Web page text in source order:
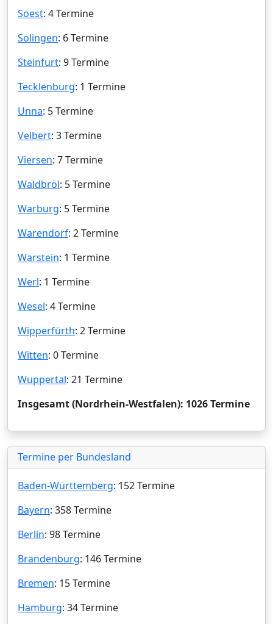
Soest: 4 Termine
Solingen: 6 Termine
Steinfurt: 9 Termine
Tecklenburg: 1 Termine
Unna: 5 Termine
Velbert: 3 Termine
Viersen: 7 Termine
Waldbröl: 5 Termine
Warburg: 5 Termine
Warendorf: 2 Termine
Warstein: 1 Termine
Werl: 1 Termine
Wesel: 4 Termine
Wipperfürth: 2 Termine
Witten: 0 Termine
Wuppertal: 21 Termine
Insgesamt (Nordrhein-Westfalen): 1026 Termine
Termine per Bundesland
Baden-Württemberg: 152 Termine
Bayern: 358 Termine
Berlin: 98 Termine
Brandenburg: 146 Termine
Bremen: 15 Termine
Hamburg: 34 Termine